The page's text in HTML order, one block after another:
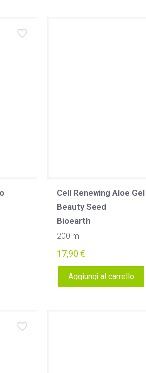
Cell Renewing Aloe
Beauty Seed
Bioearth
200 ml
17,90 €
Aggiungi al carrello